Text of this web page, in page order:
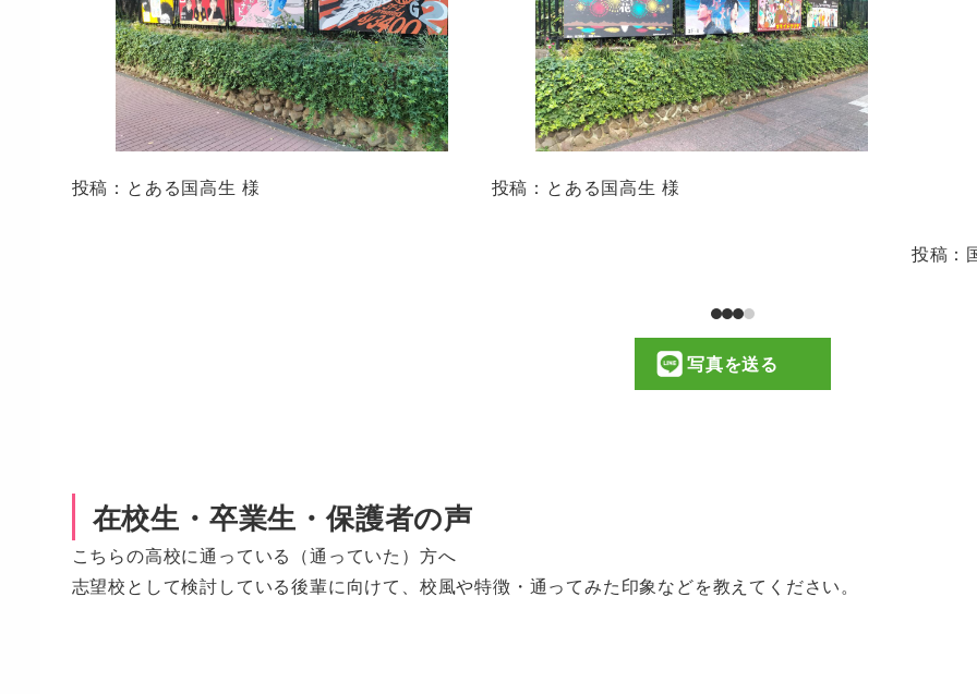
投稿：とある国高生 様 投稿：とある国高生 様
投稿：
写真を送る
在校生・卒業生・保護者の声
こちらの高校に通っている（通っていた）方へ
志望校として検討している後輩に向けて、校風や特徴・通ってみた印象などを教えてください。